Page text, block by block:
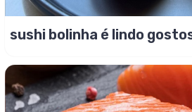
sushi bolinha é lindo gostoso e fácil de